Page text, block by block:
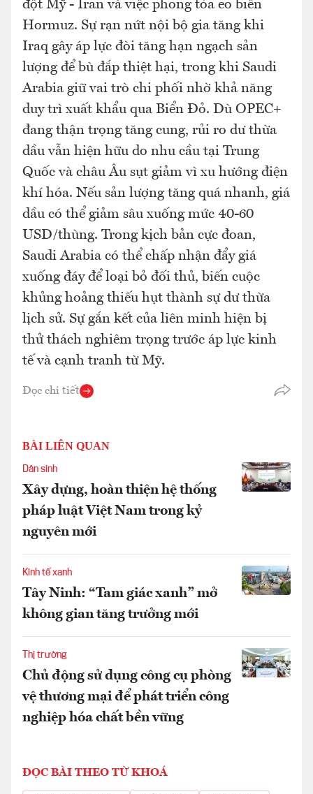
đột Mỹ - Iran và việc phong tỏa eo biển
Hormuz. Sự rạn nứt nội bộ gia tăng khi
Iraq gây áp lực đòi tăng hạn ngạch sản
lượng để bù đắp thiệt hại, trong khi Saudi
Arabia giữ vai trò chi phối nhờ khả năng
duy trì xuất khẩu qua Biển Đỏ. Dù OPEC+
đang thận trọng tăng cung, rủi ro dư thừa
dầu vẫn hiện hữu do nhu cầu tại Trung
Quốc và châu Âu sụt giảm vì xu hướng điện
khí hóa. Nếu sản lượng tăng quá nhanh, giá
dầu có thể giảm sâu xuống mức 40-60
USD/thùng. Trong kịch bản cực đoan,
Saudi Arabia có thể chấp nhận đẩy giá
xuống đáy để loại bỏ đối thủ, biến cuộc
khủng hoảng thiếu hụt thành sự dư thừa
lịch sử. Sự gắn kết của liên minh hiện bị
thử thách nghiêm trọng trước áp lực kinh
tế và cạnh tranh từ Mỹ.
Đọc chi tiết
BÀI LIÊN QUAN
Dân sinh
Xây dựng, hoàn thiện hệ thống
pháp luật Việt Nam trong kỷ
nguyên mới
Kinh tế xanh
Tây Ninh: “Tam giác xanh” mở
không gian tăng trưởng mới
Thị trường
Chủ động sử dụng công cụ phòng
vệ thương mại để phát triển công
nghiệp hóa chất bền vững
ĐỌC BÀI THEO TỪ KHOÁ